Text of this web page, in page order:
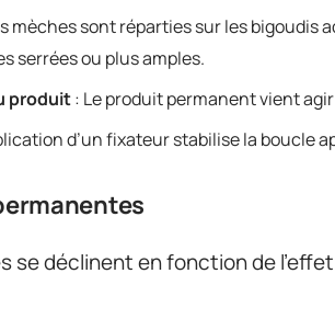
mèches sont réparties sur les bigoudis
serrées ou plus amples.
produit: Le produit permanent vient
d’un fixateur stabilise la boucle
se déclinent en fonction de